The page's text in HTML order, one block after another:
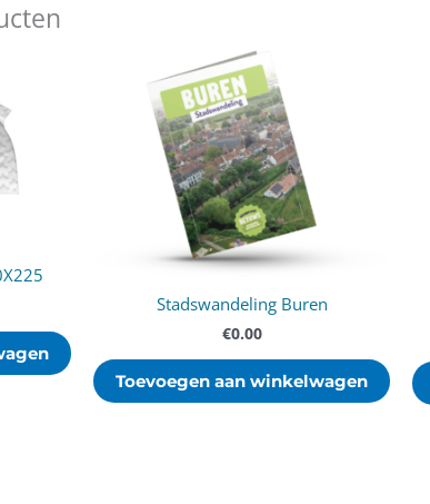
Stadswandeling Buren
€0.00
Toevoegen aan winkelwagen